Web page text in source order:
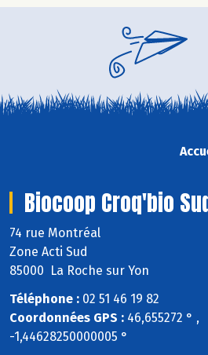
Biocoop Croq'bio
74 rue Montréal
Zone Acti Sud
85000 La Roche sur Yon
Téléphone : 02 51 46 19 82
Coordonnées GPS : 46,655272 ° ,
-1,44628250000005 °